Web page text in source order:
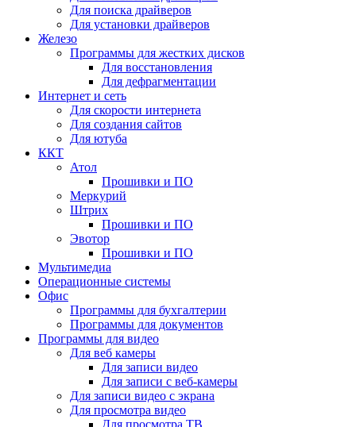
Для поиска драйверов
Для установки драйверов
Железо
Программы для жестких дисков
Для восстановления
Для дефрагментации
Интернет и сеть
Для скорости интернета
Для создания сайтов
Для ютуба
ККТ
Атол
Прошивки и ПО
Меркурий
Штрих
Прошивки и ПО
Эвотор
Прошивки и ПО
Мультимедиа
Операционные системы
Офис
Программы для бухгалтерии
Программы для документов
Программы для видео
Для веб камеры
Для записи видео
Для записи с веб-камеры
Для записи видео с экрана
Для просмотра видео